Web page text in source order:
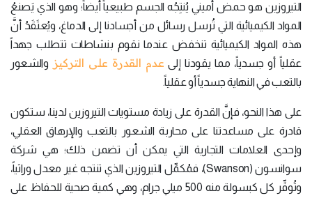
التيروزين هو حمض أميني يُنتِجُه الجسم طبيعياً أيضاً؛ وهو الذي يَصنعُ
المواد الكيميائية التي تُرسل رسائل من أجسادنا إلى الدماغ، ويُعتَقَدُ أنَّ
هذه المواد الكيميائية تنخفض عندما نقوم بنشاطات تتطلب جهداً
عقلياً أو جسدياً، مما يقودنا إلى عدم القدرة على التركيز والشعور
بالتعب في النهاية جسدياً أو عقلياً.
على هذا النحو، فإنَّ القدرة على زيادة مستويات التيروزين لدينا، ستكون
قادرة على مساعدتنا على محاربة الشعور بالتعب والإرهاق العقلي،
وإحدى العلامات التجارية التي يمكن أن تضمن ذلك؛ هي شركة
سوانسون (Swanson)، فمُكمِّل التيروزين الذي تنتجه غير معدل وراثياً،
وتُوفِّر كل كبسولة منه 500 ميلي جرام، وهي كمية صحية للحفاظ على